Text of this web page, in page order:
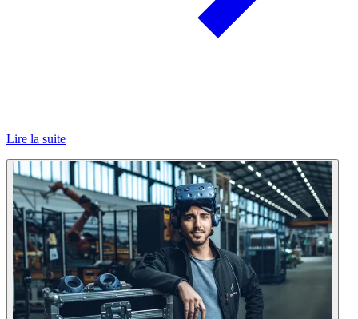
Lire la suite